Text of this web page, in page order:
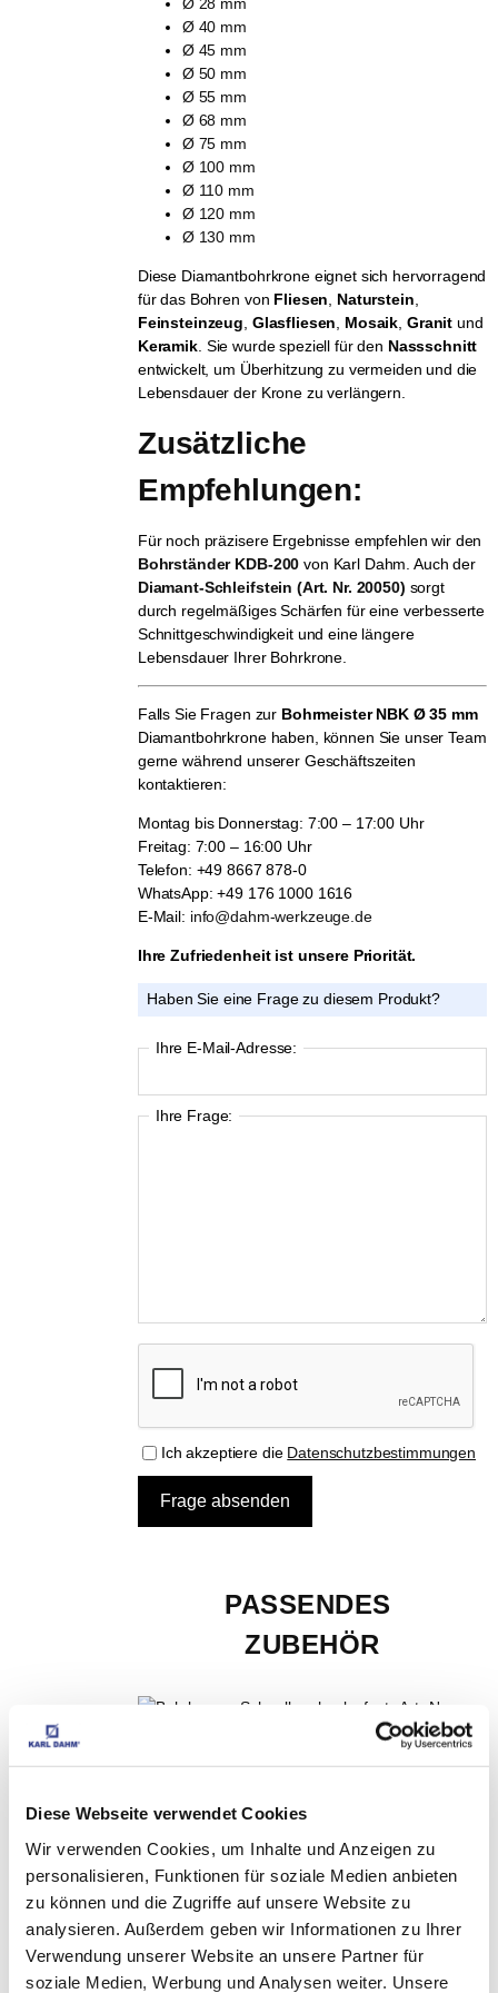
Diese Webseite verwendet Cookies
Wir verwenden Cookies, um Inhalte und Anzeigen zu
personalisieren, Funktionen für soziale Medien anbieten
zu können und die Zugriffe auf unsere Website zu
analysieren. Außerdem geben wir Informationen zu Ihrer
Verwendung unserer Website an unsere Partner für
soziale Medien, Werbung und Analysen weiter. Unsere
Ø 28 mm
Ø 40 mm
Ø 45 mm
Ø 50 mm
Ø 55 mm
Ø 68 mm
Ø 75 mm
Ø 100 mm
Ø 110 mm
Ø 120 mm
Ø 130 mm
Diese Diamantbohrkrone eignet sich hervorragend
für das Bohren von Fliesen, Naturstein,
Feinsteinzeug, Glasfliesen, Mosaik, Granit und
Keramik. Sie wurde speziell für den Nassschnitt
entwickelt, um Überhitzung zu vermeiden und die
Lebensdauer der Krone zu verlängern.
Zusätzliche
Empfehlungen:
Für noch präzisere Ergebnisse empfehlen wir den
Bohrständer KDB-200 von Karl Dahm. Auch der
Diamant-Schleifstein (Art. Nr. 20050) sorgt
durch regelmäßiges Schärfen für eine verbesserte
Schnittgeschwindigkeit und eine längere
Lebensdauer Ihrer Bohrkrone.
Falls Sie Fragen zur Bohrmeister NBK Ø 35 mm
Diamantbohrkrone haben, können Sie unser Team
gerne während unserer Geschäftszeiten
kontaktieren:
Montag bis Donnerstag: 7:00 – 17:00 Uhr
Freitag: 7:00 – 16:00 Uhr
Telefon: +49 8667 878-0
WhatsApp: +49 176 1000 1616
E-Mail: info@dahm-werkzeuge.de
Ihre Zufriedenheit ist unsere Priorität.
Haben Sie eine Frage zu diesem Produkt?
Ihre E-Mail-Adresse:
Ihre Frage:
Ich akzeptiere die Datenschutzbestimmungen
PASSENDES
ZUBEHÖR
Bohrkronen Schnellwechselaufsatz Art.-Nr.
11457
EUR19,99 Exkl. MwSt *
EUR23,79Inkl. MwSt *